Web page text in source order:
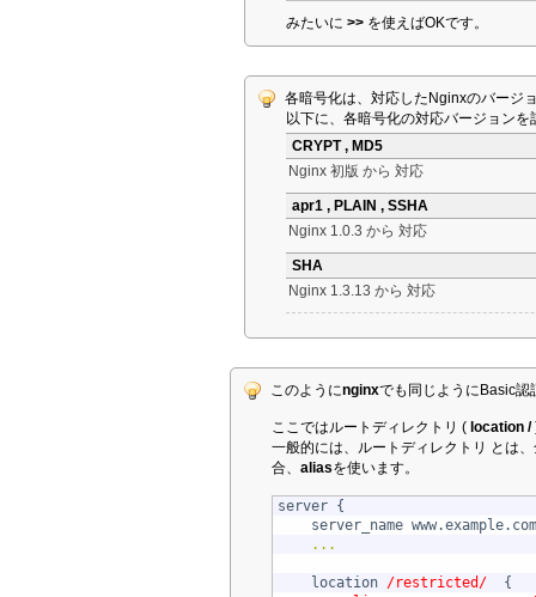
みたいに >> を使えばOKです。
各暗号化は、対応したNginxのバージ
以下に、各暗号化の対応バージョン
CRYPT , MD5
Nginx 初版 から 対応
apr1 , PLAIN , SSHA
Nginx 1.0.3 から 対応
SHA
Nginx 1.3.13 から 対応
このようにnginxでも同じようにBasic認
ここではルートディレクトリ ( location /
一般的には、ルートディレクトリ とは
合、 aliasを使います。
server {
server_name
...
    location
/restricted/ {